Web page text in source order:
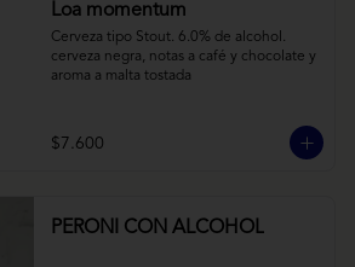
Loa momentum
Cerveza tipo Stout. 6.0% de alcohol.
cerveza negra, notas a café y chocolate y
aroma a malta tostada
$7.600
PERONI CON ALCOHOL